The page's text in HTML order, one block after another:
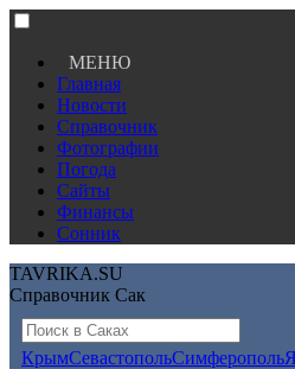
МЕНЮ
Главная
Новости
Справочник
Фотографии
Погода
Сайты
Финансы
Сонник
TAVRIKA.SU
Справочник Сак
КрымСевастопольСимферополь